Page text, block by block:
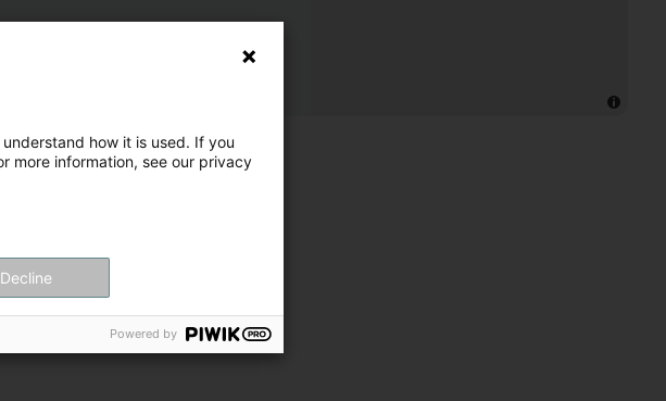
how it is used. If you
more information, see our privacy
Decline
Powered by